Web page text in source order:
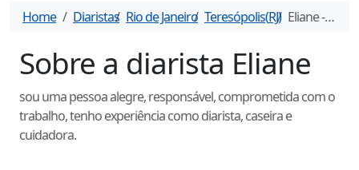
Home Diaristas Rio de Janeiro Teresópolis(RJ) Eliane- Diarista em
Sobre a diarista Eliane
sou uma pessoa alegre, responsável, comprometida com o
trabalho, tenho experiência como diarista, caseira e
cuidadora.